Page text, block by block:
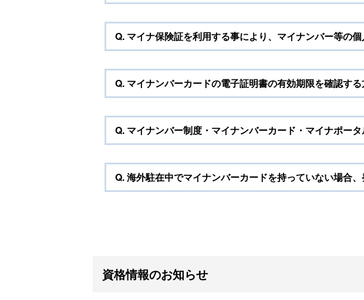
Q. マイナ保険証を利用する事により、マイナンバー等の
Q. マイナンバーカードの電子証明書の有効期限を確認する
Q. マイナンバー制度・マイナンバーカード・マイナポー
Q.海外駐在中でマイナンバーカードを持っていない場合
資格情報のお知らせ